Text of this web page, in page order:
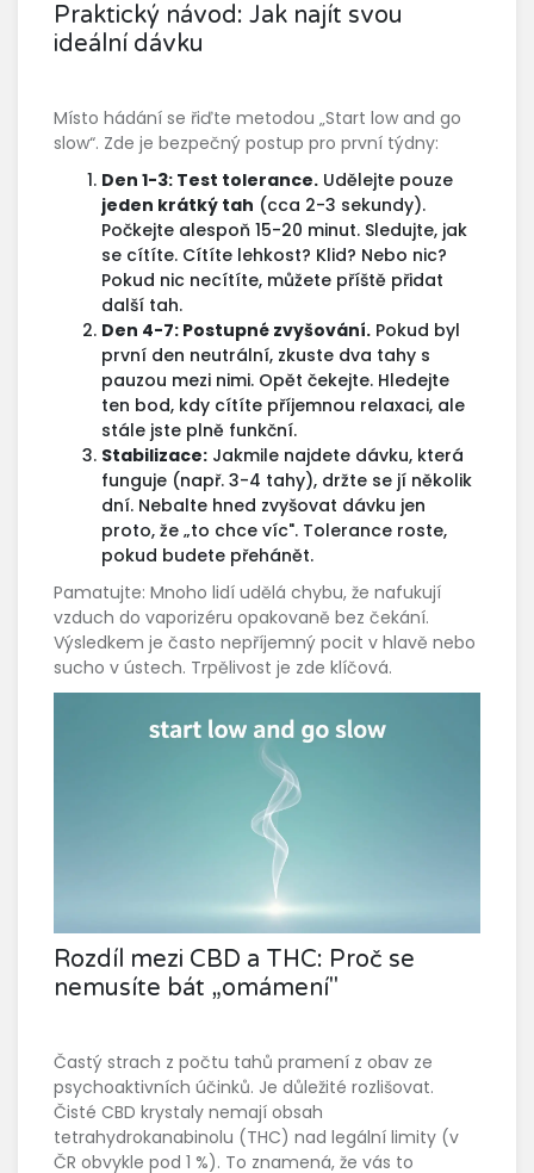
Praktický návod: Jak najít svou
ideální dávku
Místo hádání se řiďte metodou „Start low and go
slow“. Zde je bezpečný postup pro první týdny:
Den 1-3: Test tolerance. Udělejte pouze
jeden krátký tah (cca 2-3 sekundy).
Počkejte alespoň 15-20 minut. Sledujte, jak
se cítíte. Cítíte lehkost? Klid? Nebo nic?
Pokud nic necítíte, můžete příště přidat
další tah.
Den 4-7: Postupné zvyšování. Pokud byl
první den neutrální, zkuste dva tahy s
pauzou mezi nimi. Opět čekejte. Hledejte
ten bod, kdy cítíte příjemnou relaxaci, ale
stále jste plně funkční.
Stabilizace: Jakmile najdete dávku, která
funguje (např. 3-4 tahy), držte se jí několik
dní. Nebalte hned zvyšovat dávku jen
proto, že „to chce víc". Tolerance roste,
pokud budete přehánět.
Pamatujte: Mnoho lidí udělá chybu, že nafukují
vzduch do vaporizéru opakovaně bez čekání.
Výsledkem je často nepříjemný pocit v hlavě nebo
sucho v ústech. Trpělivost je zde klíčová.
Rozdíl mezi CBD a THC: Proč se
nemusíte bát „omámení"
Častý strach z počtu tahů pramení z obav ze
psychoaktivních účinků. Je důležité rozlišovat.
Čisté CBD krystaly nemají obsah
tetrahydrokanabinolu (THC) nad legální limity (v
ČR obvykle pod 1 %). To znamená, že vás to